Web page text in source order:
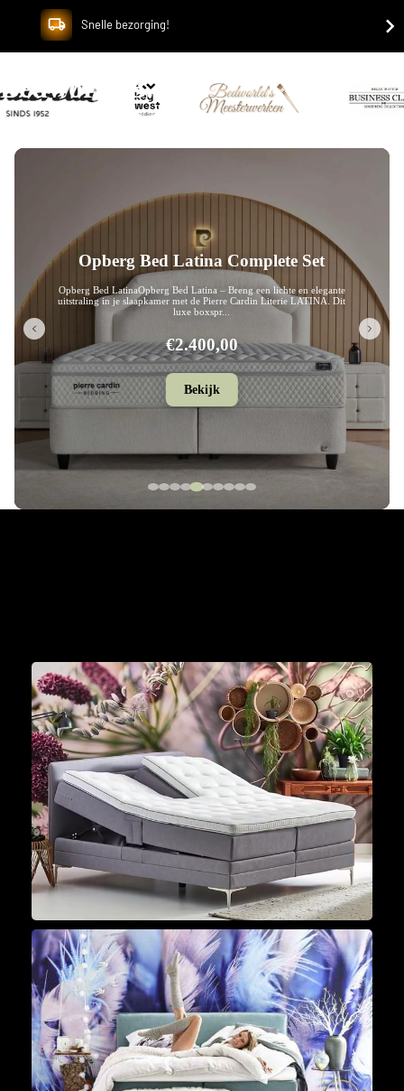
Snelle bezorging!
Bedworld B.V.
Opberg Bed Leon Complete Set
Opberg Bed LeonOpberg Bed Leon – Breng een eigentijdse en luxe
uitstraling in je slaapkamer met de Pierre Cardin Literie LEON. Dit
stijlvolle boxsp...
€2.280,00
Bekijk